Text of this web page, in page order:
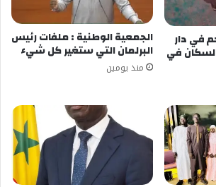
في دار
في
الجمعية الوطنية : ملفات رئيس
البرلمان التي ستغير كل شيء
منذ يومين